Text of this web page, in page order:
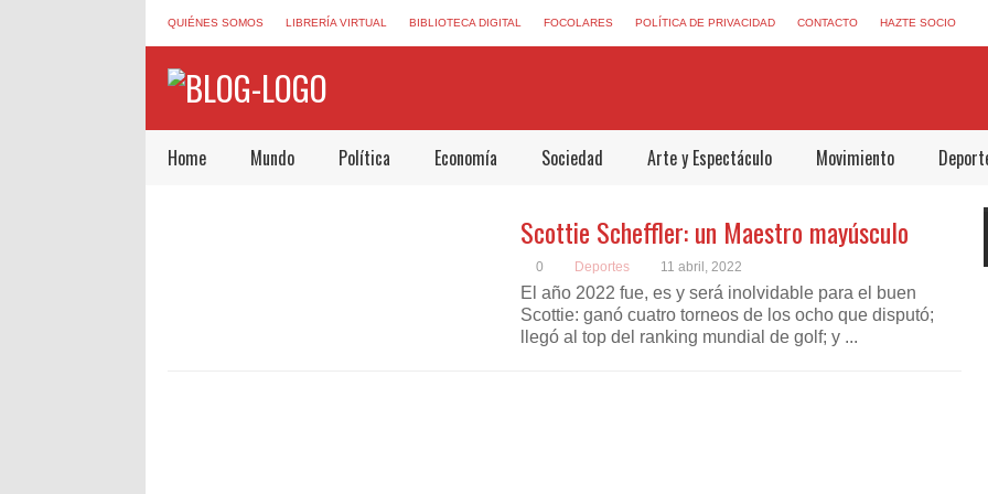
QUIÉNES SOMOS LIBRERÍA VIRTUAL BIBLIOTECA DIGITAL FOCOLARES POLÍTICA DE PRIVACIDAD CONTACTO HAZTE SOCIO
Home Mundo Política Economía Sociedad Arte y Espectáculo Movimiento
Scottie Scheffler: un Maestro mayúsculo
0 Deportes 11 abril, 2022
El año 2022 fue, es y será inolvidable para el buen
Scottie: ganó cuatro torneos de los ocho que disputó;
llegó al top del ranking mundial de golf; y ...